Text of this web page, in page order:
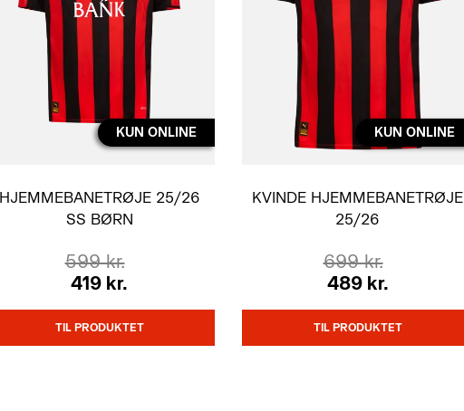
KUN ONLINE
HJEMMEBANETRØJE 25/26
SS BØRN
599 kr.
419 kr.
TIL PRODUKTET
KUN ONLINE
KVINDE HJEMMEBANETRØJE
25/26
699 kr.
489 kr.
TIL PRODUKTET